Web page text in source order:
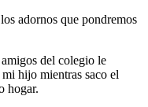
adornos que pondremos
del colegio le
hijo mientras saco el
hogar.